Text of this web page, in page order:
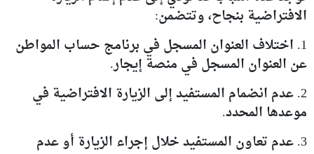
الافتراضية بنجاح، وتتضمن:
1. اختلاف العنوان المسجل في برنامج حساب المواطن
عن العنوان المسجل في منصة إيجار.
2. عدم انضمام المستفيد إلى الزيارة الافتراضية في
موعدها المحدد.
3. عدم تعاون المستفيد خلال إجراء الزيارة أو عدم